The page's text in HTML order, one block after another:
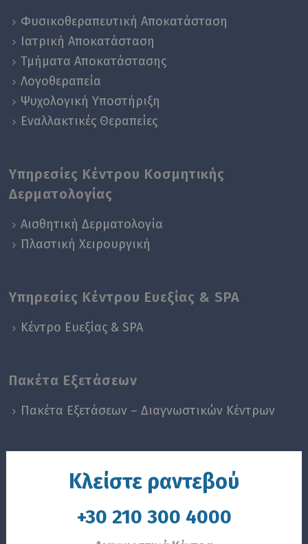
Φυσικοθεραπευτική Αποκατάσταση
Ιατρική Αποκατάσταση
Τμήματα Αποκατάστασης
Λογοθεραπεία
Ψυχολογική Yποστήριξη
Εναλλακτικές Θεραπείες
Υπηρεσίες Κέντρου Κοσμητικής
Δερματολογίας
Αισθητική Δερματολογία
Πλαστική Χειρουργική
Υπηρεσίες Κέντρου Ευεξίας & SPA
Κέντρο Ευεξίας & SPA
Πακέτα Εξετάσεων
Πακέτα Εξετάσεων – Διαγνωστικών Κέντρων
Κλείστε ραντεβού
+30 210 300 4000